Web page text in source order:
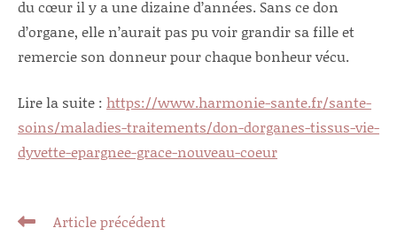
du cœur il y a une dizaine d’années. Sans ce don
d’organe, elle n’aurait pas pu voir grandir sa fille et
remercie son donneur pour chaque bonheur vécu.
Lire la suite : https://www.harmonie-sante.fr/sante-
soins/maladies-traitements/don-dorganes-tissus-vie-
dyvette-epargnee-grace-nouveau-coeur
Read
Article précédent